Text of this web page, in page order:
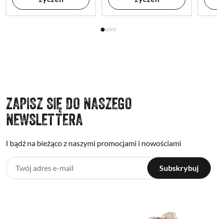
ZAPISZ SIĘ DO NASZEGO
NEWSLETTERA
I bądź na bieżąco z naszymi promocjami i nowościami